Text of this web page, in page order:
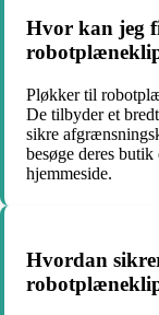
Hvor kan jeg
Pløkker til
De tilbyder et
sikre
besøge deres
hjemmeside.
Hvordan